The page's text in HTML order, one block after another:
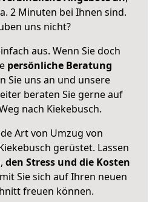
2 Minuten bei Ihnen sind.
uns nicht?
aus. Wenn Sie doch
persönliche Beratung
Sie uns an und unsere
beraten Sie gerne auf
nach Kiekebusch.
Art von Umzug von
gerüstet. Lassen
den Stress und die Kosten
Sie sich auf Ihren neuen
freuen können.